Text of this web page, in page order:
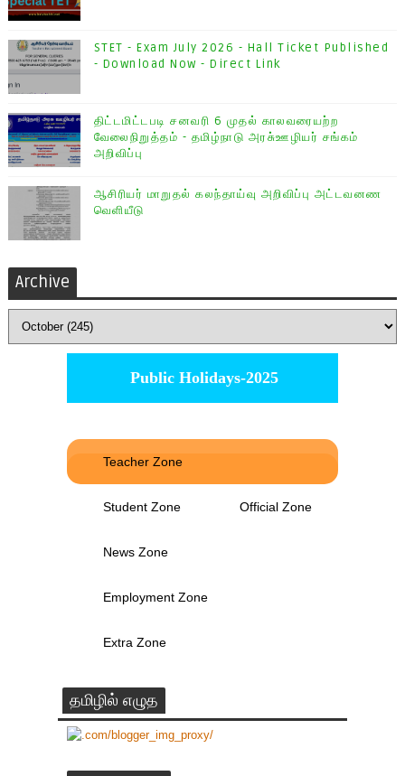
STET - Exam July 2026 - Hall Ticket Published
- Download Now - Direct Link
திட்டமிட்டபடி சனவரி 6 முதல் காலவரையற்ற
வேலைநிறுத்தம் - தமிழ்நாடு அரசு்ஊழியர் சங்கம்
அறிவிப்பு
ஆசிரியர் மாறுதல் கலந்தாய்வு அறிவிப்பு அட்டவனண
வெளியீடு
Archive
Public Holidays-2025
Teacher Zone
Student Zone Official Zone
News Zone
Employment Zone
Extra Zone
தமிழில் எழுத